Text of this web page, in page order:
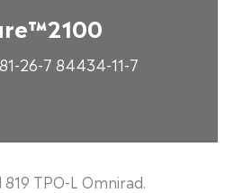
26-7 84434-11-7
TPO-L Omnirad.